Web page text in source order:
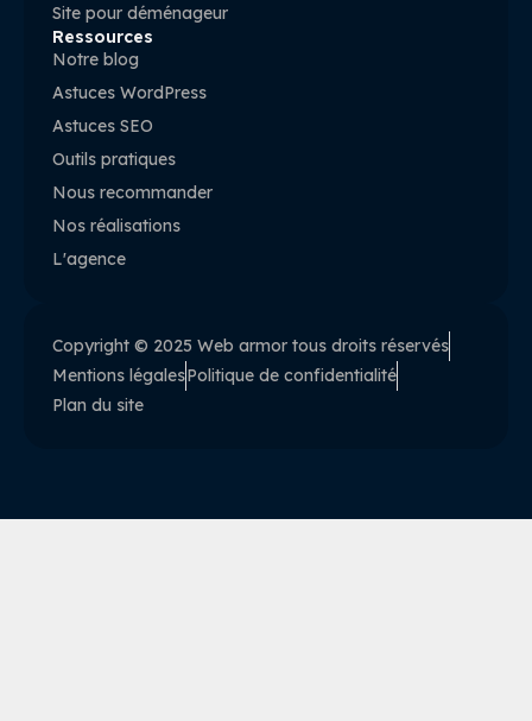
Site pour déménageur
Ressources
Notre blog
Astuces WordPress
Astuces SEO
Outils pratiques
Nous recommander
Nos réalisations
L'agence
Copyright © 2025 Web armor tous droits réservés
Mentions légalesPolitique de confidentialité
Plan du site